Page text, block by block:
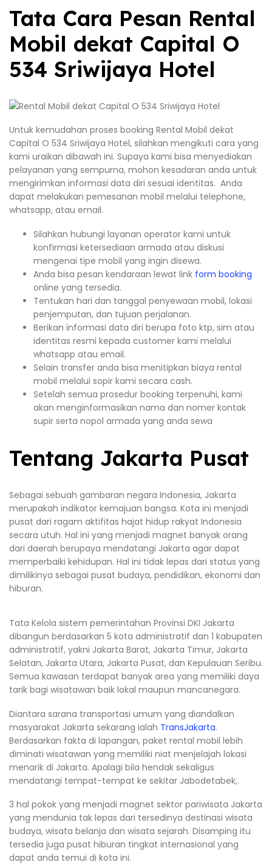
Tata Cara Pesan Rental
Mobil dekat Capital O
534 Sriwijaya Hotel
Untuk kemudahan proses booking Rental Mobil dekat
Capital O 534 Sriwijaya Hotel, silahkan mengikuti cara yang
kami uraikan dibawah ini. Supaya kami bisa menyediakan
pelayanan yang sempurna, mohon kesadaran anda untuk
mengirimkan informasi data diri sesuai identitas. Anda
dapat melakukan pemesanan mobil melalui telephone,
whatsapp, atau email.
Silahkan hubungi layanan operator kami untuk
konfirmasi ketersediaan armada atau diskusi
mengenai tipe mobil yang ingin disewa.
Anda bisa pesan kendaraan lewat link form booking
online yang tersedia.
Tentukan hari dan tanggal penyewaan mobil, lokasi
penjemputan, dan tujuan perjalanan.
Berikan informasi data diri berupa foto ktp, sim atau
identitas resmi kepada customer kami melalui
whatsapp atau email.
Selain transfer anda bisa menitipkan biaya rental
mobil melalui sopir kami secara cash.
Setelah semua prosedur booking terpenuhi, kami
akan menginformasikan nama dan nomer kontak
supir serta nopol armada yang anda sewa
Tentang Jakarta Pusat
Sebagai sebuah gambaran negara Indonesia, Jakarta
merupakah indikator kemajuan bangsa. Kota ini menjadi
pusat dari ragam aktifitas hajat hidup rakyat Indonesia
secara utuh. Hal ini yang menjadi magnet banyak orang
dari daerah berupaya mendatangi Jakarta agar dapat
memperbaiki kehidupan. Hal ini tidak lepas dari status yang
dimilikinya sebagai pusat budaya, pendidikan, ekonomi dan
hiburan.
Tata Kelola sistem pemerintahan Provinsi DKI Jakarta
dibangun berdasarkan 5 kota administratif dan 1 kabupaten
administratif, yakni Jakarta Barat, Jakarta Timur, Jakarta
Selatan, Jakarta Utara, Jakarta Pusat, dan Kepulauan Seribu.
Semua kawasan terdapat banyak area yang memiliki daya
tarik bagi wisatawan baik lokal maupun mancanegara.
Diantara sarana transportasi umum yang diandalkan
masyarakat Jakarta sekarang ialah TransJakarta.
Berdasarkan fakta di lapangan, paket rental mobil lebih
diminati wisatawan yang memiliki niat menjelajah lokasi
menarik di Jakarta. Apalagi bila hendak sekaligus
mendatangi tempat-tempat ke sekitar Jabodetabek,.
3 hal pokok yang menjadi magnet sektor pariwisata Jakarta
yang mendunia tak lepas dari tersedinya destinasi wisata
budaya, wisata belanja dan wisata sejarah. Disamping itu
tersedia juga pusat hiburan tingkat internasional yang
dapat anda temui di kota ini.